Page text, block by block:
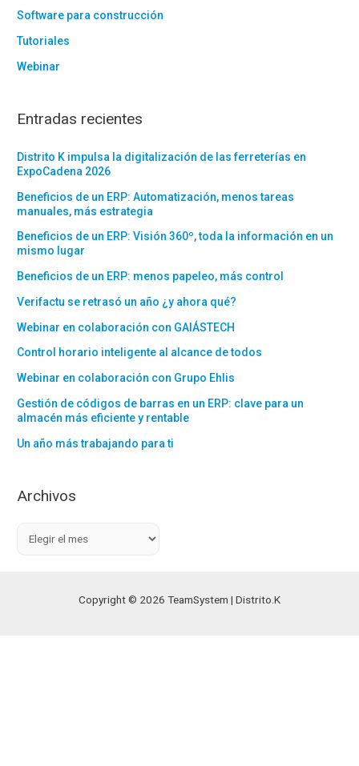
Software para construcción
Tutoriales
Webinar
Entradas recientes
Distrito K impulsa la digitalización de las ferreterías en
ExpoCadena 2026
Beneficios de un ERP: Automatización, menos tareas
manuales, más estrategia
Beneficios de un ERP: Visión 360º, toda la información en un
mismo lugar
Beneficios de un ERP: menos papeleo, más control
Verifactu se retrasó un año ¿y ahora qué?
Webinar en colaboración con GAIÁSTECH
Control horario inteligente al alcance de todos
Webinar en colaboración con Grupo Ehlis
Gestión de códigos de barras en un ERP: clave para un
almacén más eficiente y rentable
Un año más trabajando para ti
Archivos
Copyright © 2026 TeamSystem | Distrito.K